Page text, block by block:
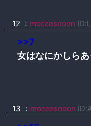
12 ： moccosnoon
>>7
女はなにかしら
13 ： moccosnoon